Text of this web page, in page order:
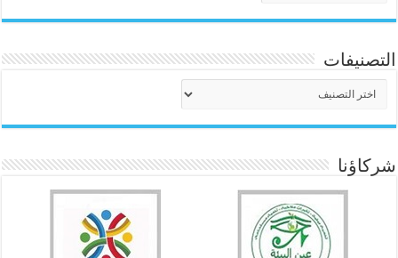
التصنيفات
شركاؤنا